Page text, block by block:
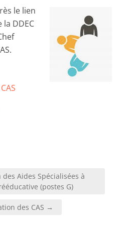
le lien
DDEC
Aides Spécialisées à
(postes G)
des CAS →